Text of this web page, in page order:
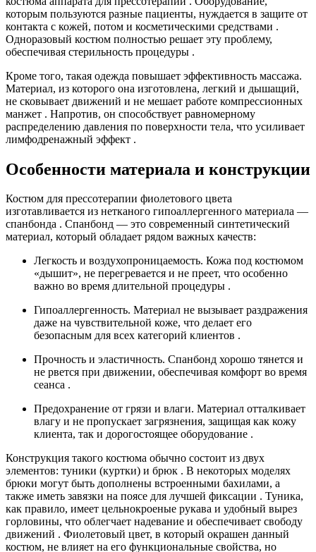
которым пользуются разные пациенты, нуждается в защите от
контакта с кожей, потом и косметическими средствами .
Одноразовый костюм полностью решает эту проблему,
обеспечивая стерильность процедуры .
Кроме того, такая одежда повышает эффективность массажа.
Материал, из которого она изготовлена, легкий и дышащий,
не сковывает движений и не мешает работе компрессионных
манжет . Напротив, он способствует равномерному
распределению давления по поверхности тела, что усиливает
лимфодренажный эффект .
Особенности материала и конструкции
Костюм для прессотерапии фиолетового цвета
изготавливается из нетканого гипоаллергенного материала —
спанбонда . Спанбонд — это современный синтетический
материал, который обладает рядом важных качеств:
Легкость и воздухопроницаемость. Кожа под костюмом
«дышит», не перегревается и не преет, что особенно
важно во время длительной процедуры .
Гипоаллергенность. Материал не вызывает раздражения
даже на чувствительной коже, что делает его
безопасным для всех категорий клиентов .
Прочность и эластичность. Спанбонд хорошо тянется и
не рвется при движении, обеспечивая комфорт во время
сеанса .
Предохранение от грязи и влаги. Материал отталкивает
влагу и не пропускает загрязнения, защищая как кожу
клиента, так и дорогостоящее оборудование .
Конструкция такого костюма обычно состоит из двух
элементов: туники (куртки) и брюк . В некоторых моделях
брюки могут быть дополнены встроенными бахилами, а
также иметь завязки на поясе для лучшей фиксации . Туника,
как правило, имеет цельнокроеные рукава и удобный вырез
горловины, что облегчает надевание и обеспечивает свободу
движений . Фиолетовый цвет, в который окрашен данный
костюм, не влияет на его функциональные свойства, но